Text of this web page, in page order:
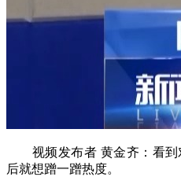
视频发布者 黄金齐：看到
后就想蹭一蹭热度。